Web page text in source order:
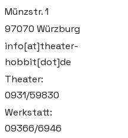
Münzstr. 1
97070 Würzburg
info[at]theater-
hobbit[dot]de
Theater:
0931/59830
Werkstatt:
09366/6946